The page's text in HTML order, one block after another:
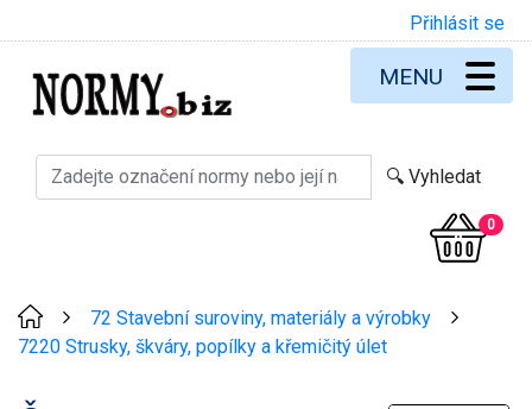
Přihlásit se
0
MENU
72 Stavební suroviny, materiály a výrobky
7220 Strusky, škváry, popílky a křemičitý úlet